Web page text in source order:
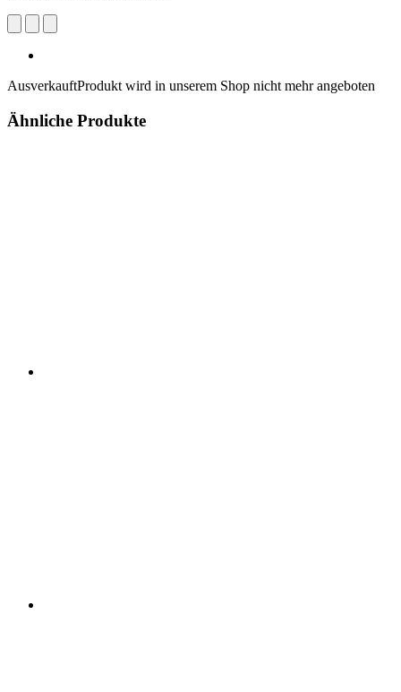
AusverkauftProdukt wird in unserem Shop nicht mehr angeboten
Ähnliche Produkte